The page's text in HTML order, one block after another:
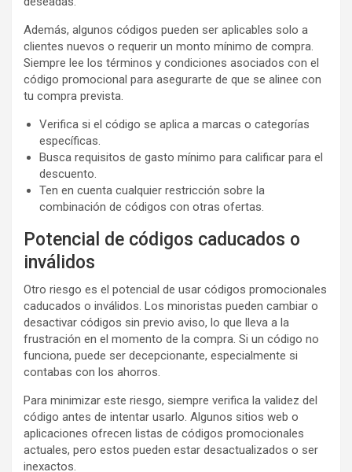
Además, algunos códigos pueden ser aplicables solo a
clientes nuevos o requerir un monto mínimo de compra.
Siempre lee los términos y condiciones asociados con el
código promocional para asegurarte de que se alinee con
tu compra prevista.
Verifica si el código se aplica a marcas o categorías
específicas.
Busca requisitos de gasto mínimo para calificar para el
descuento.
Ten en cuenta cualquier restricción sobre la
combinación de códigos con otras ofertas.
Potencial de códigos caducados o
inválidos
Otro riesgo es el potencial de usar códigos promocionales
caducados o inválidos. Los minoristas pueden cambiar o
desactivar códigos sin previo aviso, lo que lleva a la
frustración en el momento de la compra. Si un código no
funciona, puede ser decepcionante, especialmente si
contabas con los ahorros.
Para minimizar este riesgo, siempre verifica la validez del
código antes de intentar usarlo. Algunos sitios web o
aplicaciones ofrecen listas de códigos promocionales
actuales, pero estos pueden estar desactualizados o ser
inexactos.